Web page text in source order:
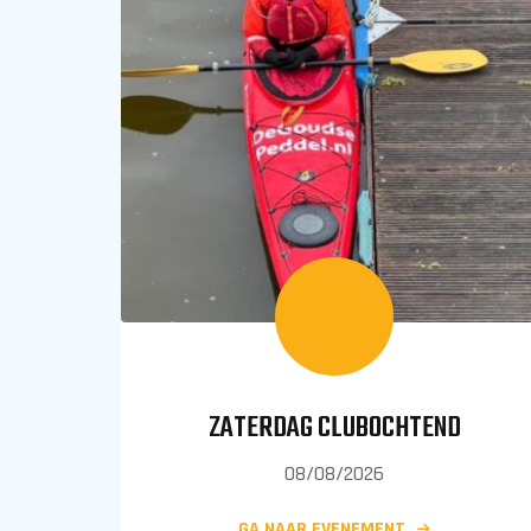
ZATERDAG CLUBOCHTEND
08/08/2026